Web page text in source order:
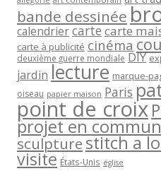
bande dessinée
calendriercartecarte
carte à publicité cinéma
deuxième guerre mondiale DIY
jardin lecture marque-
oiseau papier maison Paris
point de croix
projet en commun
sculpturestitch a
visite États-Unis église